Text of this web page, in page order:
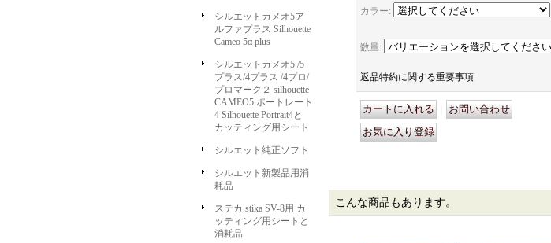
シルエットカメオ5ア
ルファプラス Silhouette
Cameo 5α plus
シルエットカメオ5 /5
プラス/4プラス /4プロ/
プロマーク２ silhouette
CAMEO5 ポートレート
4 Silhouette Portrait4と
カッティング用シート
シルエット純正ソフト
シルエット新製品用消
耗品
ステカ stika SV-8用 カ
ッティング用シートと
消耗品
カラー:
数量:
返品特約に関する重要事項
こんな商品もあります。